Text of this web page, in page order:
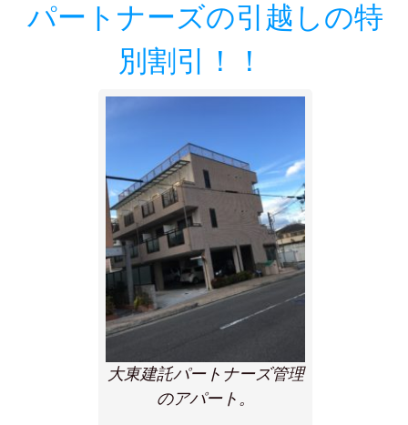
パートナーズの引越しの特
別割引！！
大東建託パートナーズ管理
のアパート。